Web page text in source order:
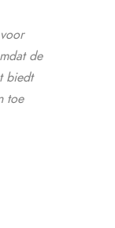
de
biedt
toe